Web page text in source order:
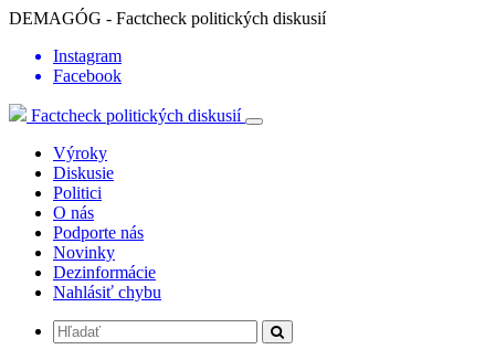
DEMAGÓG - Factcheck politických diskusií
Instagram
Facebook
Factcheck politických diskusií
Výroky
Diskusie
Politici
O nás
Podporte nás
Novinky
Dezinformácie
Nahlásiť chybu